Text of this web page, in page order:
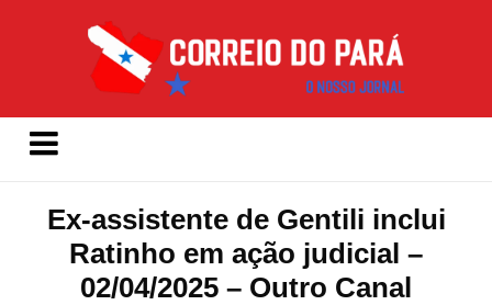
Ex-assistente de Gentili inclui
Ratinho em ação judicial –
02/04/2025 – Outro Canal